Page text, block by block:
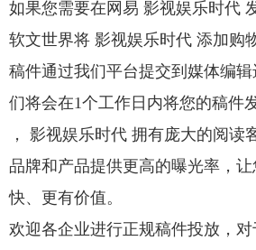
如果您需要在网易 影视娱乐时代
软文世界将 影视娱乐时代 添加购
稿件通过我们平台提交到媒体编
们将会在1个工作日内将您的稿件
， 影视娱乐时代 拥有庞大的阅读
品牌和产品提供更高的曝光率，
快、更有价值。
欢迎各企业进行正规稿件投放，